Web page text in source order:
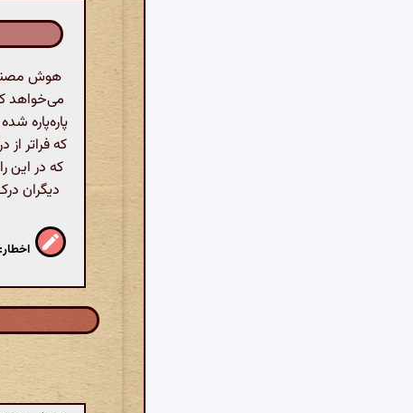
هوش
می‌خواهد
پاره‌پاره
که فراتر
که در این
دیگران
اخطار: